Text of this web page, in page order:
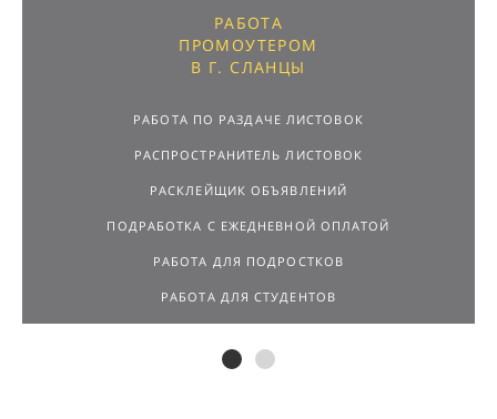
РАБОТА
ПРОМОУТЕРОМ
В Г. СЛАНЦЫ
РАБОТА ПО РАЗДАЧЕ ЛИСТОВОК
РАСПРОСТРАНИТЕЛЬ ЛИСТОВОК
РАСКЛЕЙЩИК ОБЪЯВЛЕНИЙ
ПОДРАБОТКА С ЕЖЕДНЕВНОЙ ОПЛАТОЙ
РАБОТА ДЛЯ ПОДРОСТКОВ
РАБОТА ДЛЯ СТУДЕНТОВ